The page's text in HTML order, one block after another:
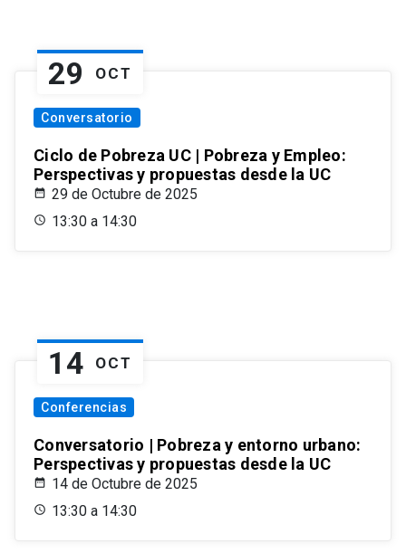
29 OCT
Conversatorio
Ciclo de Pobreza UC | Pobreza y Empleo:
Perspectivas y propuestas desde la UC
29 de Octubre de 2025
13:30 a 14:30
14 OCT
Conferencias
Conversatorio | Pobreza y entorno urbano:
Perspectivas y propuestas desde la UC
14 de Octubre de 2025
13:30 a 14:30